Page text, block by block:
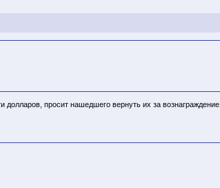
просит нашедшего вернуть их за вознаграждение.